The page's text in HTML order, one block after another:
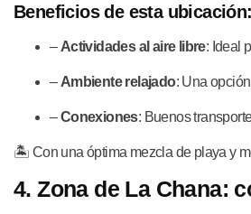
Beneficios de esta ubicación:
– Actividades al aire libre: Ideal
– Ambiente relajado: Una
–Conexiones: Buenos
🏝️ Con una óptima mezcla de playa y
4. Zona de La Chana: